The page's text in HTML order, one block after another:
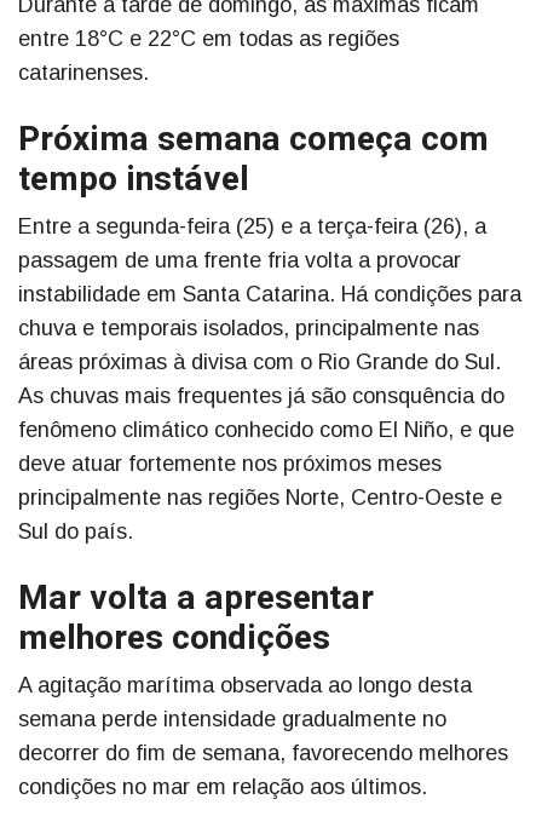
entre 18°C e 22°C em todas as regiões
catarinenses.
Próxima semana começa com
tempo instável
Entre a segunda-feira (25) e a terça-feira (26), a
passagem de uma frente fria volta a provocar
instabilidade em Santa Catarina. Há condições para
chuva e temporais isolados, principalmente nas
áreas próximas à divisa com o Rio Grande do Sul.
As chuvas mais frequentes já são consquência do
fenômeno climático conhecido como El Niño, e que
deve atuar fortemente nos próximos meses
principalmente nas regiões Norte, Centro-Oeste e
Sul do país.
Mar volta a apresentar
melhores condições
A agitação marítima observada ao longo desta
semana perde intensidade gradualmente no
decorrer do fim de semana, favorecendo melhores
condições no mar em relação aos últimos.